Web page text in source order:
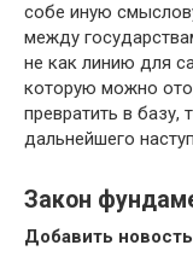
собе иную
между
не как линию для
которую можно
превратить в базу,
дальнейшего
Закон
Добавить